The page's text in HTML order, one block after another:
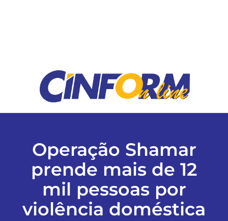
Classificados
FALE CONOSCO
EDIÇÕES EM PDF
Operação Shamar
prende mais de 12
mil pessoas por
violência doméstica